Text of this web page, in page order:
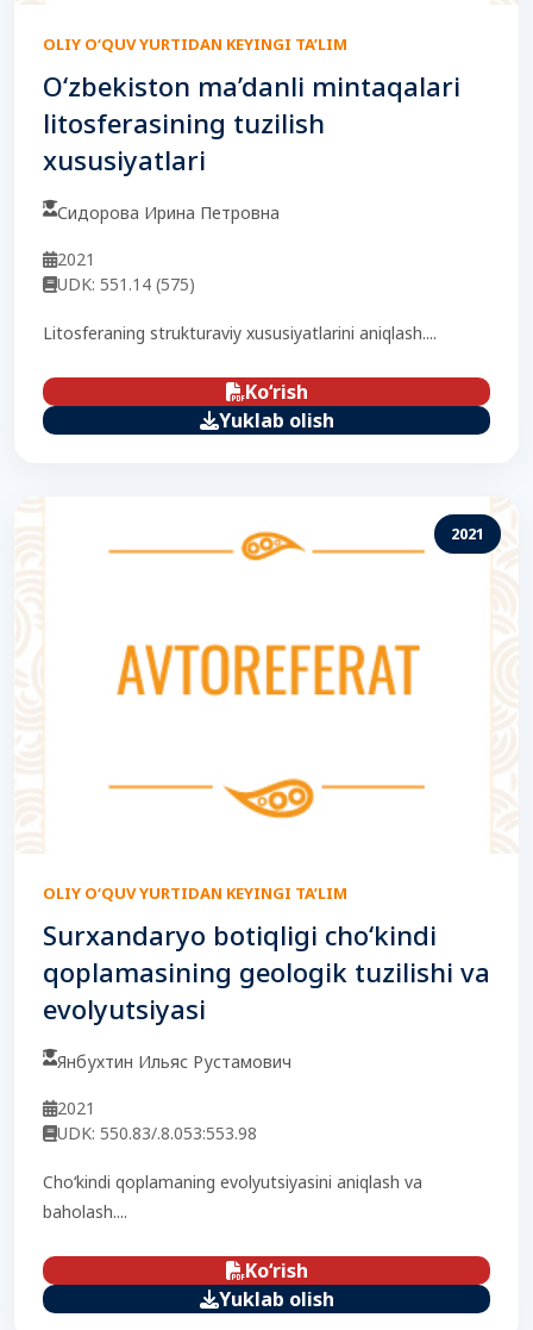
OLIY O‘QUV YURTIDAN KEYINGI TA’LIM
O‘zbekiston ma’danli mintaqalari
litosferasining tuzilish
xususiyatlari
Сидорова Ирина Петровна
2021
UDK: 551.14 (575)
Litosferaning strukturaviy xususiyatlarini aniqlash....
Ko‘rish
Yuklab olish
2021
OLIY O‘QUV YURTIDAN KEYINGI TA’LIM
Surxandaryo botiqligi cho‘kindi
qoplamasining geologik tuzilishi va
evolyutsiyasi
Янбухтин Ильяс Рустамович
2021
UDK: 550.83/.8.053:553.98
Cho‘kindi qoplamaning evolyutsiyasini aniqlash va
baholash....
Ko‘rish
Yuklab olish